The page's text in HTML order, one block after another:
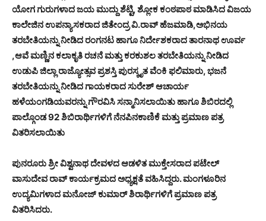
ಯೋಗ ಗುರುಗಳಾದ ಜಯ ಮುದ್ದು ಶೆಟ್ಟಿ, ಶ್ಲೋಕ ಕಂಠಪಾಠ ಮಾಡಿಸಿದ ವಿಜಯ
ಕಾಲೇಜಿನ ಉಪನ್ಯಾಸಕರಾದ ಜಿತೇಂದ್ರ ವಿ.ರಾವ್ ಹೆಜಮಾಡಿ,ಅಭಿನಯ
ತರಬೇತಿಯನ್ನು ನೀಡಿದ ರಂಗನಟ ಹಾಗೂ ನಿರ್ದೇಶಕರಾದ ತಾರನಾಥ ಊರ್ವ
,ಆವೆ ಮಣ್ಣಿನ ಕಲಾಕೃತಿ ರಚನೆ ಮತ್ತು ಕರಕುಶಲ ತರಬೇತಿಯನ್ನು ನೀಡಿದ
ಉಡುಪಿ ಜಿಲ್ಲಾ ರಾಜ್ಯೋತ್ಸವ ಪ್ರಶಸ್ತಿ ಪುರಸ್ಕೃತ ವೆಂಕಿ ಫಲಿಮಾರು, ಭಜನೆ
ತರಬೇತಿಯನ್ನು ನೀಡಿದ ಗಾಯಕರಾದ ಸುರೇಶ್ ಆಚಾರ್ಯ
ಹಳೆಯಂಗಡಿಯವರನ್ನು ಗೌರವಿಸಿ ಸನ್ಮಾನಿಸಲಾಯಿತು ಹಾಗೂ ಶಿಬಿರದಲ್ಲಿ
ಪಾಲ್ಗೊಂಡ 92 ಶಿಬಿರಾರ್ಥಿಗಳಿಗೆ ನೆನಪಿನಕಾಣಿಕೆ ಮತ್ತು ಪ್ರಮಾಣ ಪತ್ರ
ವಿತರಿಸಲಾಯಿತು
ಪುನರೂರು ಶ್ರೀ ವಿಶ್ವನಾಥ ದೇವಳದ ಆಡಳಿತ ಮುಕ್ತೇಸರಾದ ಪಟೇಲ್
ವಾಸುದೇವ ರಾವ್ ಕಾರ್ಯಕ್ರಮದ ಅಧ್ಯಕ್ಷತೆ ವಹಿಸಿದ್ದರು. ಮಂಗಳೂರಿನ
ಉದ್ಯಮಿಗಳಾದ ಮನೋಜ್ ಕುಮಾರ್ ಶಿರಾರ್ಥಿಗಳಿಗೆ ಪ್ರಮಾಣ ಪತ್ರ
ವಿತರಿಸಿದರು.